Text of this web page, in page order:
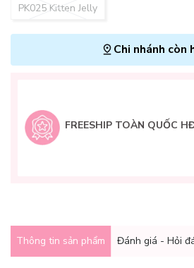
PK025 Kitten Jelly
Chi nhánh còn
FREESHIP TOÀN QUỐC
Thông tin sản phẩm Đánh giá - Hỏi